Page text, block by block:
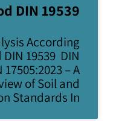
DIN 19539
According
19539 DIN
17505:2023 – A
of Soil and
Standards In